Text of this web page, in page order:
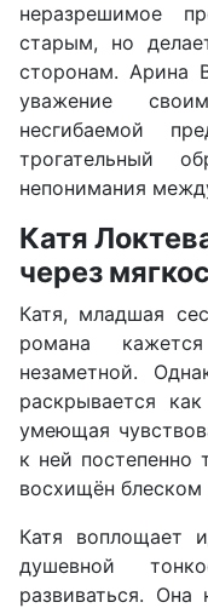
неразрешимое
старым, но
сторонам. Арина
уважение
несгибаемой
трогательный
непонимания
Катя
через
Катя, младшая
романа
незаметной.
раскрывается
умеющая
к ней постепенно
восхищён
Катя воплощает
душевной
развиваться.